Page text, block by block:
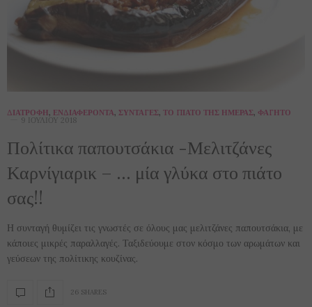
ΔΙΑΤΡΟΦΉ, ΕΝΔΙΑΦΈΡΟΝΤΑ, ΣΥΝΤΑΓΈΣ, ΤΟ ΠΙΆΤΟ ΤΗΣ ΗΜΈΡΑΣ, ΦΑΓΗΤΌ
9 ΙΟΥΛΊΟΥ 2018
Πολίτικα παπουτσάκια -Μελιτζάνες
Καρνίγιαρικ – … μία γλύκα στο πιάτο
σας!!
Η συνταγή θυμίζει τις γνωστές σε όλους μας μελιτζάνες παπουτσάκια, με
κάποιες μικρές παραλλαγές. Ταξιδεύουμε στον κόσμο των αρωμάτων και
γεύσεων της πολίτικης κουζίνας.
26 SHARES